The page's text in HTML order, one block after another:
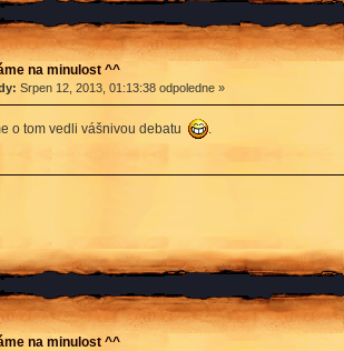
na minulost ^^
Srpen 12, 2013, 01:13:38 odpoledne »
o tom vedli vášnivou debatu .
na minulost ^^